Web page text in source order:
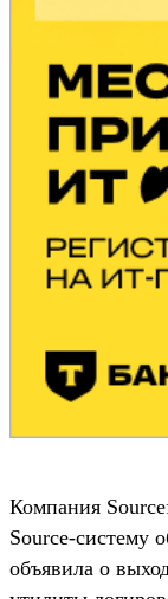
Компания
Source-систему
объявила о